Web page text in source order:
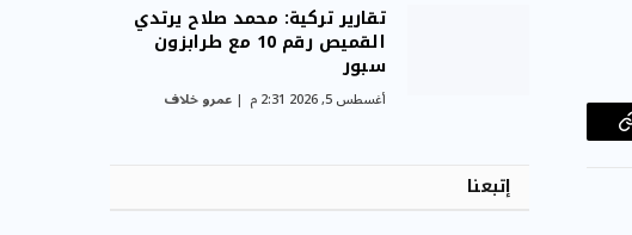
Copy
تقارير تركية: محمد صلاح يرتدي
القميص رقم 10 مع طرابزون
سبور
أغسطس 5, 2026 2:31 م عمرو خلاف
إتبعنا